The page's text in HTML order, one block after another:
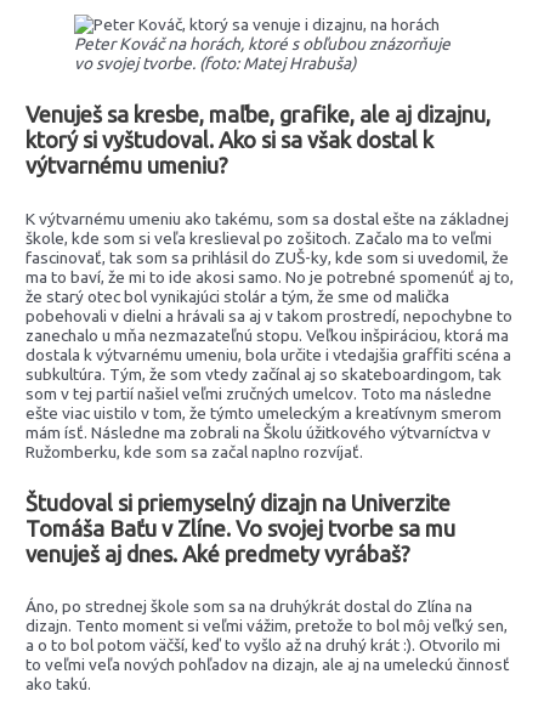
Peter Kováč na horách, ktoré s obľubou znázorňuje
vo svojej tvorbe. (foto: Matej Hrabuša)
Venuješ sa kresbe, maľbe, grafike, ale aj dizajnu,
ktorý si vyštudoval. Ako si sa však dostal k
výtvarnému umeniu?
K výtvarnému umeniu ako takému, som sa dostal ešte na základnej
škole, kde som si veľa kreslieval po zošitoch. Začalo ma to veľmi
fascinovať, tak som sa prihlásil do ZUŠ-ky, kde som si uvedomil, že
ma to baví, že mi to ide akosi samo. No je potrebné spomenúť aj to,
že starý otec bol vynikajúci stolár a tým, že sme od malička
pobehovali v dielni a hrávali sa aj v takom prostredí, nepochybne to
zanechalo u mňa nezmazateľnú stopu. Veľkou inšpiráciou, ktorá ma
dostala k výtvarnému umeniu, bola určite i vtedajšia graffiti scéna a
subkultúra. Tým, že som vtedy začínal aj so skateboardingom, tak
som v tej partií našiel veľmi zručných umelcov. Toto ma následne
ešte viac uistilo v tom, že týmto umeleckým a kreatívnym smerom
mám ísť. Následne ma zobrali na Školu úžitkového výtvarníctva v
Ružomberku, kde som sa začal naplno rozvíjať.
Študoval si priemyselný dizajn na Univerzite
Tomáša Baťu v Zlíne. Vo svojej tvorbe sa mu
venuješ aj dnes. Aké predmety vyrábaš?
Áno, po strednej škole som sa na druhýkrát dostal do Zlína na
dizajn. Tento moment si veľmi vážim, pretože to bol môj veľký sen,
a o to bol potom väčší, keď to vyšlo až na druhý krát :). Otvorilo mi
to veľmi veľa nových pohľadov na dizajn, ale aj na umeleckú činnosť
ako takú.